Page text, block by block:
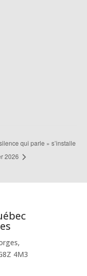
qui parle » s’installe
2026
4M3